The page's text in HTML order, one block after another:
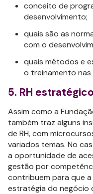
conceito de
desenvolvimento;
quais são as
com o
quais métodos e
o treinamento nas
5. RH
Assim como a
também traz alguns
de RH, com
variados temas. No
a oportunidade de
gestão por
contribuem para que
estratégia do negócio